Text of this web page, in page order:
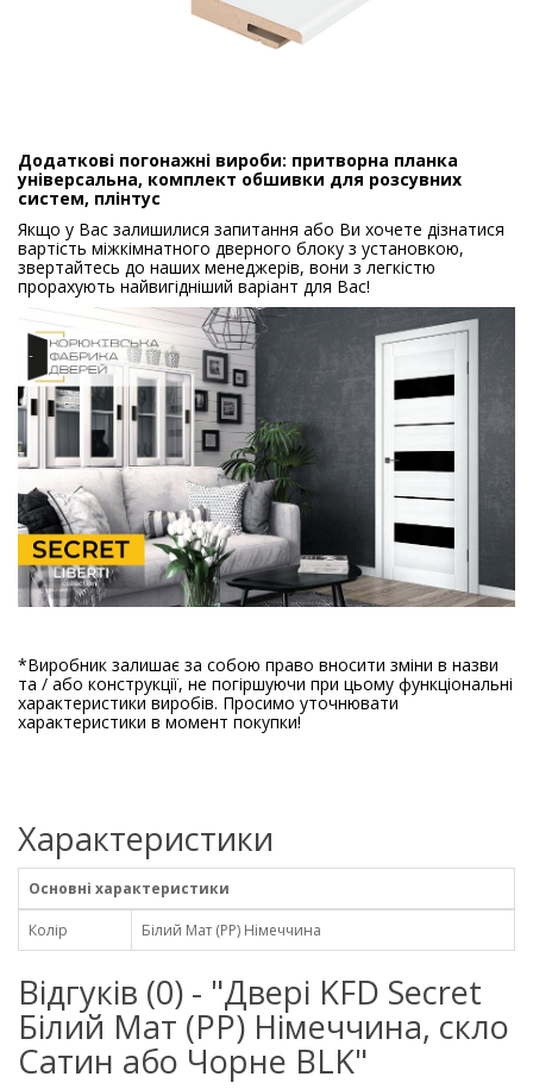
Додаткові погонажні вироби: притворна планка
універсальна, комплект обшивки для розсувних
систем, плінтус
Якщо у Вас залишилися запитання або Ви хочете дізнатися
вартість міжкімнатного дверного блоку з установкою,
звертайтесь до наших менеджерів, вони з легкістю
прорахують найвигідніший варіант для Вас!
*Виробник залишає за собою право вносити зміни в назви
та / або конструкції, не погіршуючи при цьому функціональні
характеристики виробів. Просимо уточнювати
характеристики в момент покупки!
Характеристики
Основні характеристики
Колір Білий Мат (PP) Німеччина
Відгуків (0) - "Двері KFD Secret
Білий Мат (PP) Німеччина, скло
Сатин або Чорне BLK"